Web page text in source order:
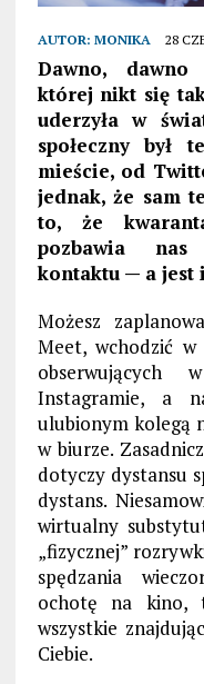
AUTOR: MONIKA 28
Dawno,
której nikt się
uderzyła w
społeczny był
mieście, od
jednak, że sam
to, że
pozbawia nas
kontaktu — a jest
Możesz
Meet, wchodzić w
Instagramie, a
ulubionym kolegą
w biurze.
dotyczy dystansu
dystans.
wirtualny
„fizycznej”
spędzania
ochotę na
wszystkie
Ciebie.